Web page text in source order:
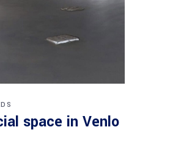
space in Venlo